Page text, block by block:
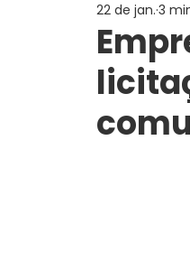
22 de jan. 3